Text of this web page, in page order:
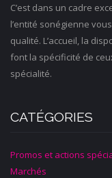
C’est dans un cadre
l’entité sonégienne
qualité. L’accueil, la
font la spécificité de
spécialité.
CATÉGORIES
Promos et actions
Marchés